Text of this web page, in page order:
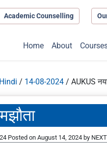
Academic Counselling
Home About
/ 14-08-2024 / AUKUS
Posted on August 14, 2024 by